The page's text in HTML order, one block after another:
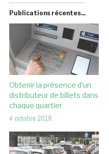
Publications récentes...
Obtenir la présence d’un
distributeur de billets dans
chaque quartier
4 octobre 2018